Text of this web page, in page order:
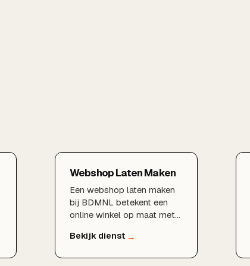
Webshop Laten Maken
Een webshop laten maken
bij BDMNL betekent een
online winkel op maat met
bestelproces, veilige